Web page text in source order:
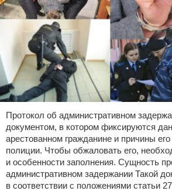
Протокол об административном
документом, в котором фиксируются
арестованном гражданине и причины
полиции. Чтобы обжаловать его,
и особенности заполнения. Сущность
административном задержании Такой
в соответствии с положениями статьи